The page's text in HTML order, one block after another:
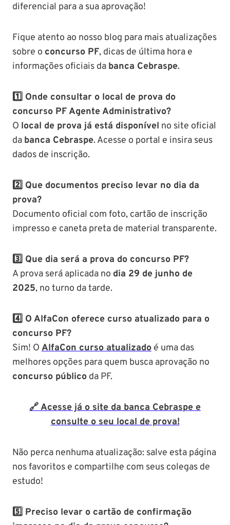
diferencial para a sua aprovação!
Fique atento ao nosso blog para mais atualizações
sobre o concurso PF, dicas de última hora e
informações oficiais da banca Cebraspe.
1️⃣ Onde consultar o local de prova do
concurso PF Agente Administrativo?
O local de prova já está disponível no site oficial
da banca Cebraspe. Acesse o portal e insira seus
dados de inscrição.
2️⃣ Que documentos preciso levar no dia da
prova?
Documento oficial com foto, cartão de inscrição
impresso e caneta preta de material transparente.
3️⃣ Que dia será a prova do concurso PF?
A prova será aplicada no dia 29 de junho de
2025, no turno da tarde.
4️⃣ O AlfaCon oferece curso atualizado para o
concurso PF?
Sim! O AlfaCon curso atualizado é uma das
melhores opções para quem busca aprovação no
concurso público da PF.
🔗 Acesse já o site da banca Cebraspe e
consulte o seu local de prova!
Não perca nenhuma atualização: salve esta página
nos favoritos e compartilhe com seus colegas de
estudo!
5️⃣ Preciso levar o cartão de confirmação